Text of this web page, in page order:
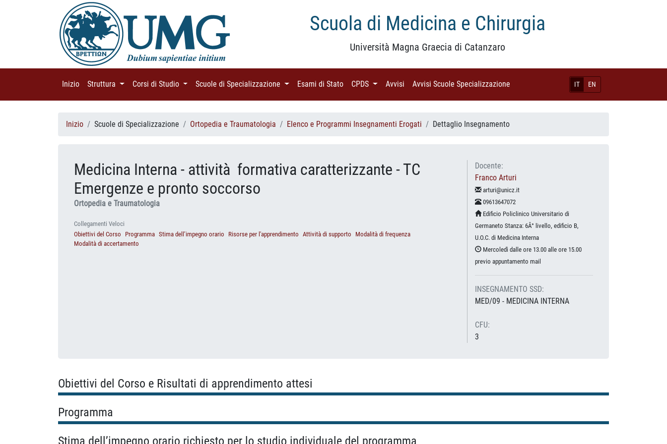
Scuola di Medicina e Chirurgia
Università Magna Graecia di Catanzaro
IT EN
Inizio (current)
Struttura (current)Corsi di Studio (current)Scuole di Specializzazione (current)Esami di Stato (current)
CPDS (current)
Avvisi (current)
Avvisi Scuole Specializzazione
Inizio Scuole di Specializzazione Ortopedia e Traumatologia Elenco e Programmi Insegnamenti Erogati Dettaglio Insegnamento
Medicina Interna - attività formativa caratterizzante - TC
Emergenze e pronto soccorso
Ortopedia e Traumatologia
Collegamenti Veloci
Obiettivi del Corso
Programma Stima dell’impegno orario Risorse per l'apprendimento Attività di supporto
Modalità di frequenza
Modalità di accertamento
Docente:
Franco Arturi
arturi@unicz.it
09613647072
Edificio Policlinico Universitario di
Germaneto Stanza: 6Â° livello, edificio B,
U.O.C. di Medicina Interna
Mercoledì dalle ore 13.00 alle ore 15.00
previo appuntamento mail
INSEGNAMENTO SSD:
MED/09 - MEDICINA INTERNA
CFU:
3
Obiettivi del Corso e Risultati di apprendimento attesi
Programma
Stima dell’impegno orario richiesto per lo studio individuale del programma